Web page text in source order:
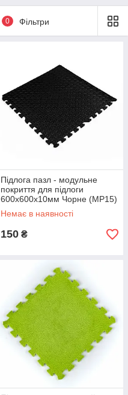
0 Фільтри
Підлога пазл - модульне
покриття для підлоги
600x600x10мм Чорне (МР15)
SW-00001169
Немає в наявності
150 ₴